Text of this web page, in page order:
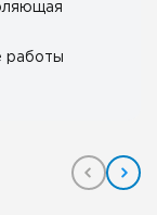
работы